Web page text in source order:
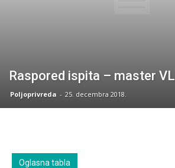
Raspored ispita – master VL
Poljoprivreda - 25. decembra 2018.
Oglasna tabla